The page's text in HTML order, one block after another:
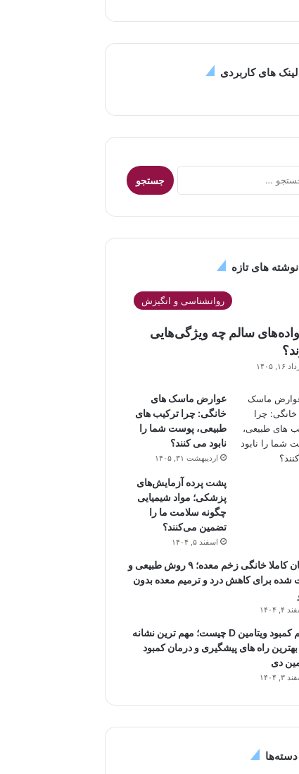
لینک های کاربردی
جستجو
برای:
نوشته های تازه
روانشناسی و انگیزش
سالم چه ویژگی‌هایی
۱۴۰۵
عوارض ماسک های
خانگی: چرا ترکیب های
طبیعی، پوست شما را
نابود می کنند؟
اردیبهشت ۳۱, ۱۴۰۵
پشت پرده آزمایش‌های
پزشکی؛ مواد شیمیایی
چگونه سلامت ما را
تضمین می‌کنند؟
اسفند ۵, ۱۴۰۴
درمان کاملا خانگی زخم معده؛ ۹ روش طبیعی و
شده برای کاهش درد و ترمیم معده بدون
۴, ۱۴۰۴
علائم کمبود ویتامین D چیست؛ مهم ترین نشانه
بهترین راه های پیشگیری و درمان کمبود
دی
۳, ۱۴۰۴
دسته‌ها